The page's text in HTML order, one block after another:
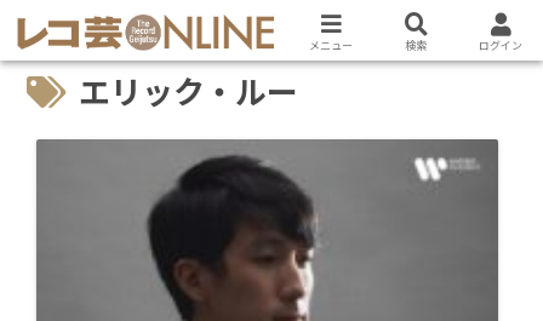
エリック・ルー
メニュー 検索 ログイン